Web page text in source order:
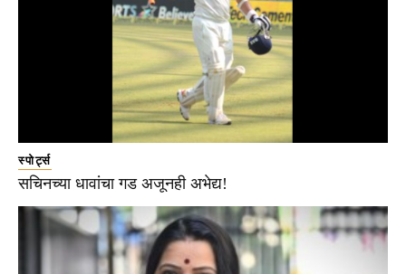
स्पोर्ट्स
सचिनच्या धावांचा गड अजूनही अभेद्य!